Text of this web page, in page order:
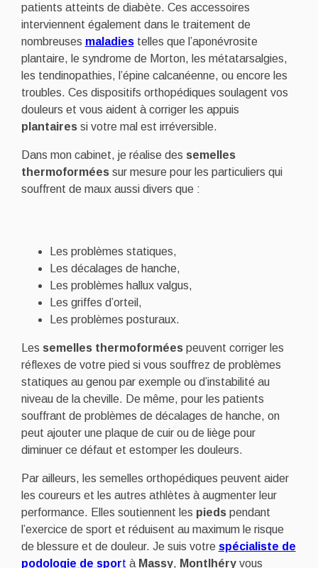
patients atteints de diabète. Ces accessoires
interviennent également dans le traitement de
nombreuses maladiestelles que l’aponévrosite
plantaire, le syndrome de Morton, les métatarsalgies,
les tendinopathies, l’épine calcanéenne, ou encore les
troubles. Ces dispositifs orthopédiques soulagent vos
douleurs et vous aident à corriger les appuis
plantaires si votre mal est irréversible.
Dans mon cabinet, je réalise des semelles
thermoforméessur mesure pour les particuliers qui
souffrent de maux aussi divers que :
Les problèmes statiques,
Les décalages de hanche,
Les problèmes hallux valgus,
Les griffes d’orteil,
Les problèmes posturaux.
Les semelles thermoforméespeuvent corriger les
réflexes de votre pied si vous souffrez de problèmes
statiques au genou par exemple ou d’instabilité au
niveau de la cheville. De même, pour les patients
souffrant de problèmes de décalages de hanche, on
peut ajouter une plaque de cuir ou de liège pour
diminuer ce défaut et estomper les douleurs.
Par ailleurs, les semelles orthopédiques peuvent aider
les coureurs et les autres athlètes à augmenter leur
performance. Elles soutiennent les piedspendant
l’exercice de sport et réduisent au maximum le risque
de blessure et de douleur. Je suis votre spécialiste de
podologie de sport à Massy, Montlhéry vous